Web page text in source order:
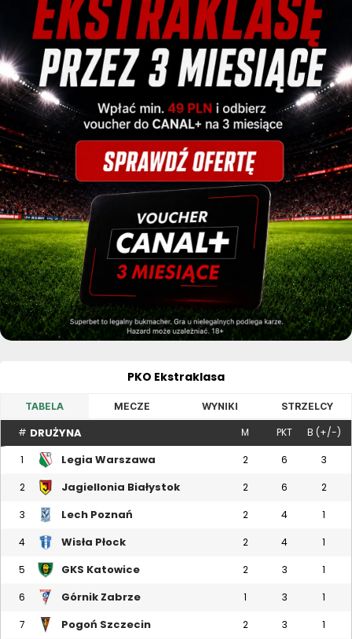
PKO Ekstraklasa
TABELA MECZE WYNIKI STRZELCY
# DRUŻYNA M PKT B (+/-)
1 Legia Warszawa 2 6 3
2 Jagiellonia Białystok 2 6 2
3 Lech Poznań 2 4 1
4 Wisła Płock 2 4 1
5 GKS Katowice 2 3 1
6 Górnik Zabrze 1 3 1
7 Pogoń Szczecin 2 3 1